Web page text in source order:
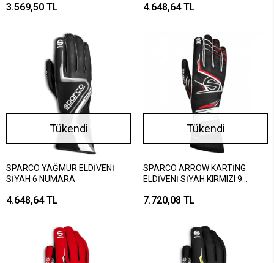
3.569,50 TL 4.648,64 TL
Tükendi
SPARCO YAĞMUR ELDİVENİ
SİYAH 6 NUMARA
4.648,64 TL
Tükendi
SPARCO ARROW KARTİNG
ELDİVENİ SİYAH KIRMIZI 9
7.720,08 TL